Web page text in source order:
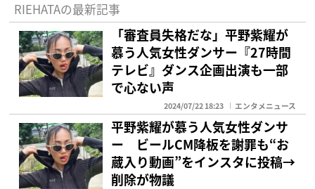
RIEHATAの最新記事
「審査員失格だな」平野紫耀が
慕う人気女性ダンサー『27時間
テレビ』ダンス企画出演も一部
で心ない声
2024/07/22 18:23 エンタメニュース
平野紫耀が慕う人気女性ダンサ
ー ビールCM降板を謝罪も“お
蔵入り動画”をインスタに投稿→
削除が物議